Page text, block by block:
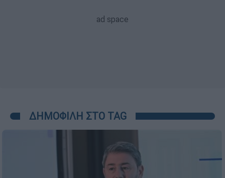
ΔΗΜΟΦΙΛΗ ΣΤΟ TAG